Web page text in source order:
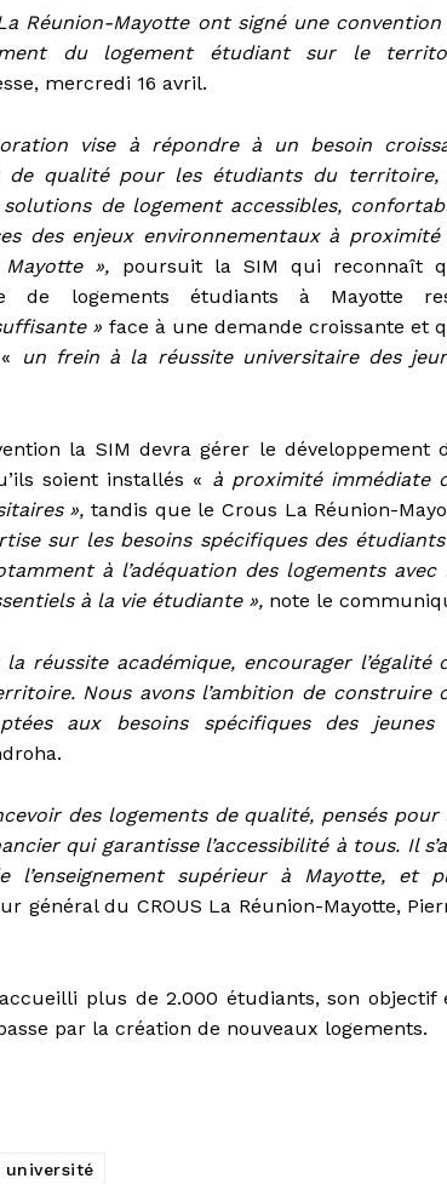
Réunion-Mayotte ont signé une convention
du logement étudiant sur le
mercredi 16 avril.
vise à répondre à un besoin
de qualité pour les étudiants du territoire,
de logement accessibles,
des enjeux environnementaux à proximité
Mayotte », poursuit la SIM qui reconnaît
de logements étudiants à Mayotte
» face à une demande croissante et
un frein à la réussite universitaire des
la SIM devra gérer le développement
soient installés « à proximité immédiate
», tandis que le Crous La Réunion-
sur les besoins spécifiques des
à l’adéquation des logements avec
à la vie étudiante », note le
réussite académique, encourager l’égalité
Nous avons l’ambition de construire
aux besoins spécifiques des jeunes
des logements de qualité, pensés pour
qui garantisse l’accessibilité à tous. Il
l’enseignement supérieur à Mayotte, et
général du CROUS La Réunion-Mayotte,
plus de 2.000 étudiants, son objectif
par la création de nouveaux logements.
université